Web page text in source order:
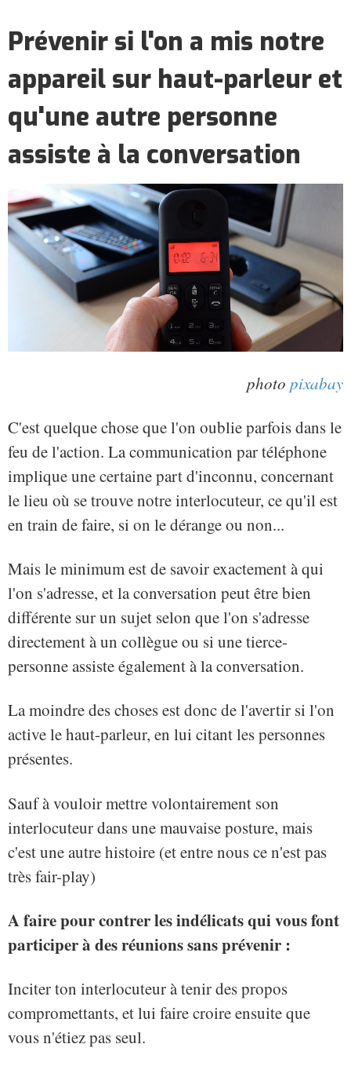
Prévenir si l'on a mis notre
appareil sur haut-parleur et
qu'une autre personne
assiste à la conversation
photo pixabay
C'est quelque chose que l'on oublie parfois dans le
feu de l'action. La communication par téléphone
implique une certaine part d'inconnu, concernant
le lieu où se trouve notre interlocuteur, ce qu'il est
en train de faire, si on le dérange ou non...
Mais le minimum est de savoir exactement à qui
l'on s'adresse, et la conversation peut être bien
différente sur un sujet selon que l'on s'adresse
directement à un collègue ou si une tierce-
personne assiste également à la conversation.
La moindre des choses est donc de l'avertir si l'on
active le haut-parleur, en lui citant les personnes
présentes.
Sauf à vouloir mettre volontairement son
interlocuteur dans une mauvaise posture, mais
c'est une autre histoire (et entre nous ce n'est pas
très fair-play)
A faire pour contrer les indélicats qui vous font
participer à des réunions sans prévenir :
Inciter ton interlocuteur à tenir des propos
compromettants, et lui faire croire ensuite que
vous n'étiez pas seul.